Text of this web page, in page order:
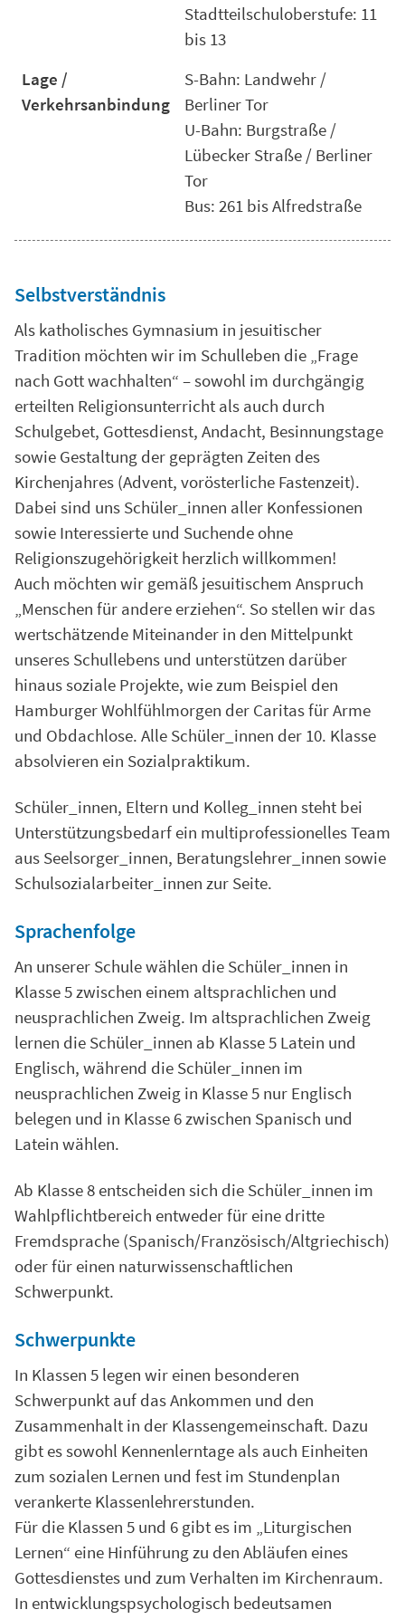
Stadtteilschuloberstufe: 11
bis 13
Lage /
Verkehrsanbindung
S-Bahn: Landwehr /
Berliner Tor
U-Bahn: Burgstraße /
Lübecker Straße / Berliner
Tor
Bus: 261 bis Alfredstraße
Selbstverständnis
Als katholisches Gymnasium in jesuitischer
Tradition möchten wir im Schulleben die „Frage
nach Gott wachhalten“ – sowohl im durchgängig
erteilten Religionsunterricht als auch durch
Schulgebet, Gottesdienst, Andacht, Besinnungstage
sowie Gestaltung der geprägten Zeiten des
Kirchenjahres (Advent, vorösterliche Fastenzeit).
Dabei sind uns Schüler_innen aller Konfessionen
sowie Interessierte und Suchende ohne
Religionszugehörigkeit herzlich willkommen!
Auch möchten wir gemäß jesuitischem Anspruch
„Menschen für andere erziehen“. So stellen wir das
wertschätzende Miteinander in den Mittelpunkt
unseres Schullebens und unterstützen darüber
hinaus soziale Projekte, wie zum Beispiel den
Hamburger Wohlfühlmorgen der Caritas für Arme
und Obdachlose. Alle Schüler_innen der 10. Klasse
absolvieren ein Sozialpraktikum.
Schüler_innen, Eltern und Kolleg_innen steht bei
Unterstützungsbedarf ein multiprofessionelles Team
aus Seelsorger_innen, Beratungslehrer_innen sowie
Schulsozialarbeiter_innen zur Seite.
Sprachenfolge
An unserer Schule wählen die Schüler_innen in
Klasse 5 zwischen einem altsprachlichen und
neusprachlichen Zweig. Im altsprachlichen Zweig
lernen die Schüler_innen ab Klasse 5 Latein und
Englisch, während die Schüler_innen im
neusprachlichen Zweig in Klasse 5 nur Englisch
belegen und in Klasse 6 zwischen Spanisch und
Latein wählen.
Ab Klasse 8 entscheiden sich die Schüler_innen im
Wahlpflichtbereich entweder für eine dritte
Fremdsprache (Spanisch/Französisch/Altgriechisch)
oder für einen naturwissenschaftlichen
Schwerpunkt.
Schwerpunkte
In Klassen 5 legen wir einen besonderen
Schwerpunkt auf das Ankommen und den
Zusammenhalt in der Klassengemeinschaft. Dazu
gibt es sowohl Kennenlerntage als auch Einheiten
zum sozialen Lernen und fest im Stundenplan
verankerte Klassenlehrerstunden.
Für die Klassen 5 und 6 gibt es im „Liturgischen
Lernen“ eine Hinführung zu den Abläufen eines
Gottesdienstes und zum Verhalten im Kirchenraum.
In entwicklungspsychologisch bedeutsamen